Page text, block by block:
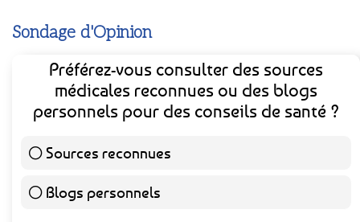
Sondage d'Opinion
Préférez-vous consulter des sources
médicales reconnues ou des blogs
personnels pour des conseils de santé ?
Sources reconnues
Blogs personnels